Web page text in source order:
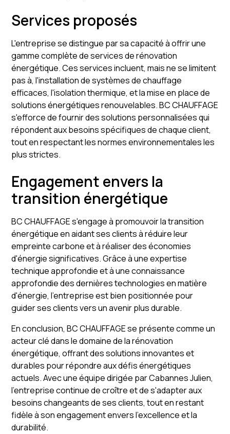
Services proposés
L'entreprise se distingue par sa capacité à offrir une
gamme complète de services de rénovation
énergétique. Ces services incluent, mais ne se limitent
pas à, l'installation de systèmes de chauffage
efficaces, l'isolation thermique, et la mise en place de
solutions énergétiques renouvelables. BC CHAUFFAGE
s'efforce de fournir des solutions personnalisées qui
répondent aux besoins spécifiques de chaque client,
tout en respectant les normes environnementales les
plus strictes.
Engagement envers la
transition énergétique
BC CHAUFFAGE s'engage à promouvoir la transition
énergétique en aidant ses clients à réduire leur
empreinte carbone et à réaliser des économies
d'énergie significatives. Grâce à une expertise
technique approfondie et à une connaissance
approfondie des dernières technologies en matière
d'énergie, l'entreprise est bien positionnée pour
guider ses clients vers un avenir plus durable.
En conclusion, BC CHAUFFAGE se présente comme un
acteur clé dans le domaine de la rénovation
énergétique, offrant des solutions innovantes et
durables pour répondre aux défis énergétiques
actuels. Avec une équipe dirigée par Cabannes Julien,
l'entreprise continue de croître et de s'adapter aux
besoins changeants de ses clients, tout en restant
fidèle à son engagement envers l'excellence et la
durabilité.